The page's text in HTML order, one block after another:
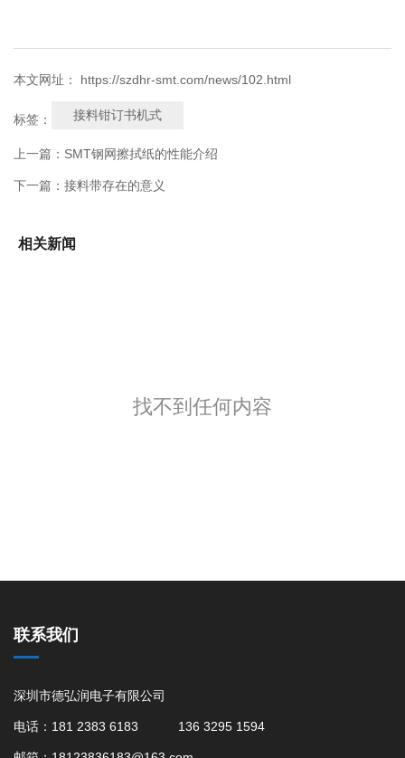
本文网址： https://szdhr-smt.com/news/102.html
标签： 接料钳订书机式
上一篇： SMT钢网擦拭纸的性能介绍
下一篇： 接料带存在的意义
相关新闻
找不到任何内容
联系我们
深圳市德弘润电子有限公司
电话：181 2383 6183 136 3295 1594